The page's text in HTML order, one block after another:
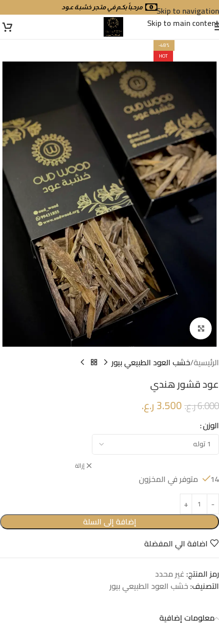
Skip to navigation
Skip to main content
مرحـباً بكـم في متـجر خشبـة عـود
-48%
HOT
Click to enlarge
الرئيسية خشب العود الطبيعي بيور
عود قشور هندي
6.000ر.ع.3.500ر.ع.
الوزن
إزالة
14 متوفر في المخزون
إضافة إلى السلة
اضافة الي المفضلة
رمز المنتج: غير محدد
التصنيف: خشب العود الطبيعي بيور
معلومات إضافية